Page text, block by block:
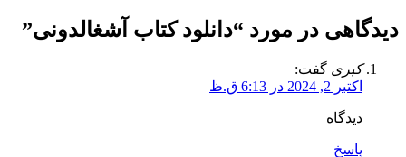
دیدگاهی در مورد “دانلود کتاب آشغالدونی”
کبری گفت:
اکتبر 2, 2024 در 6:13 ق.ظ
دیدگاه
پاسخ